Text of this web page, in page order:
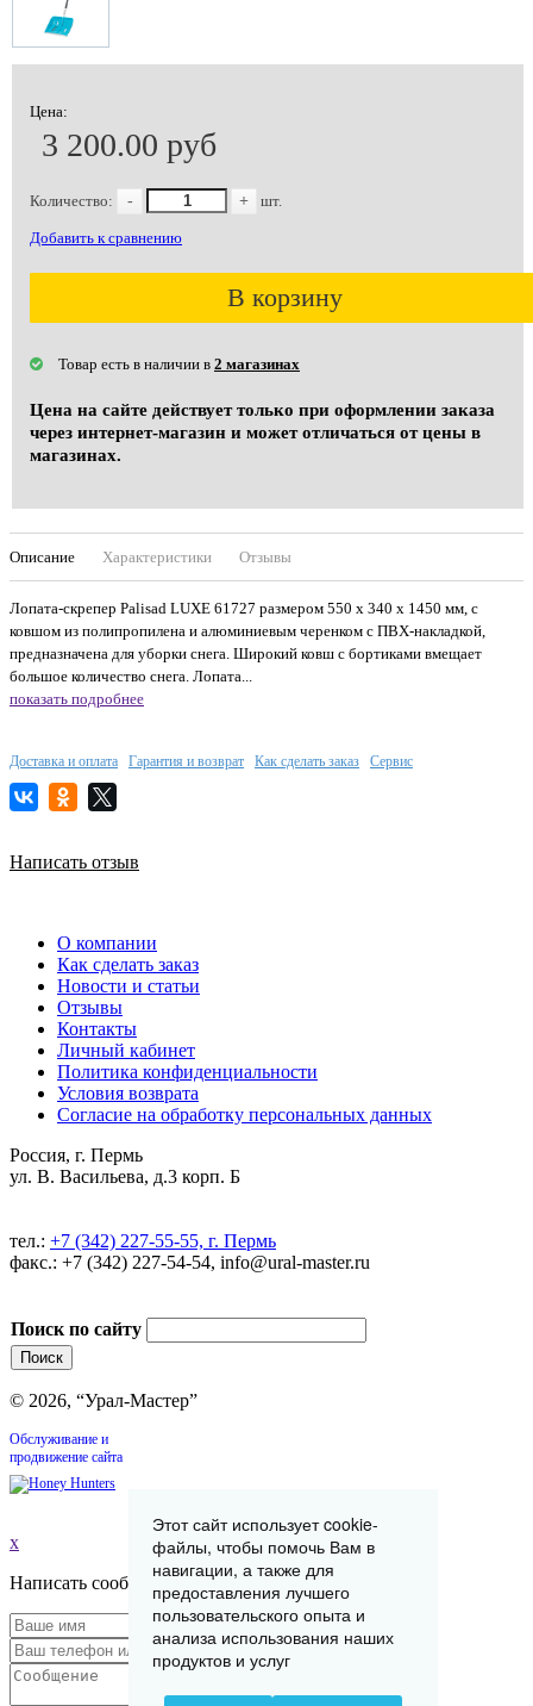
Цена:
3 200.00 руб
Количество: - + шт.
Добавить к сравнению
В корзину
Товар есть в наличии в 2 магазинах
Цена на сайте действует только при оформлении заказа
через интернет-магазин и может отличаться от цены в
магазинах.
Описание Характеристики Отзывы
Лопата-скрепер Palisad LUXE 61727 размером 550 x 340 x 1450 мм, с
ковшом из полипропилена и алюминиевым черенком с ПВХ-накладкой,
предназначена для уборки снега. Широкий ковш с бортиками вмещает
большое количество снега. Лопата...
показать подробнее
Доставка и оплата Гарантия и возврат Как сделать заказ Сервис
Написать отзыв
О компании
Как сделать заказ
Новости и статьи
Отзывы
Контакты
Личный кабинет
Политика конфиденциальности
Условия возврата
Согласие на обработку персональных данных
Россия, г. Пермь
ул. В. Васильева, д.3 корп. Б
тел.: +7 (342) 227-55-55, г. Пермь
факс.: +7 (342) 227-54-54, info@ural-master.ru
Поиск по сайту
© 2026, “Урал-Мастер”
Обслуживание и
продвижение сайта
x
Написать сообщение
Этот сайт использует cookie-
файлы, чтобы помочь Вам в
навигации, а также для
предоставления лучшего
пользовательского опыта и
анализа использования наших
продуктов и услуг